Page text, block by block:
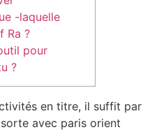
-laquelle
Ra ?
pour
?
en titre, il suffit par
avec paris orient